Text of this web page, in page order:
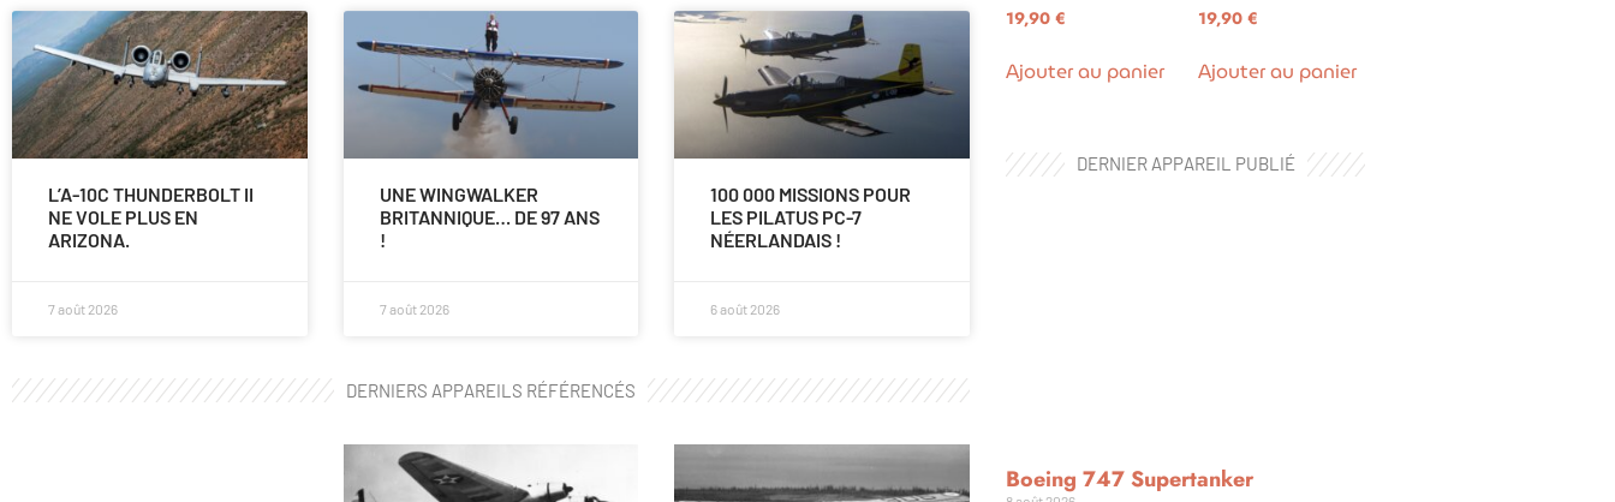
L’A-10C THUNDERBOLT II
NE VOLE PLUS EN
ARIZONA.
7 août 2026
UNE WINGWALKER
BRITANNIQUE… DE 97 ANS
!
7 août 2026
100 000 MISSIONS POUR
LES PILATUS PC-7
NÉERLANDAIS !
6 août 2026
DERNIERS APPAREILS RÉFÉRENCÉS
19,90 €
Ajouter au panier
19,90 €
Ajouter au panier
DERNIER APPAREIL PUBLIÉ
Boeing 747 Supertanker